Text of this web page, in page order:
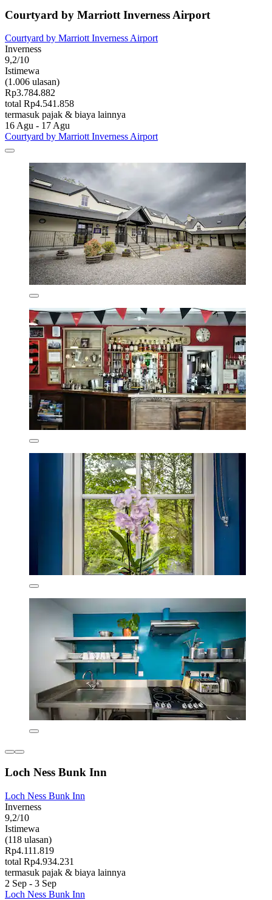
Courtyard by Marriott Inverness Airport
Courtyard by Marriott Inverness Airport
Inverness
9,2/10
Istimewa
(1.006 ulasan)
Rp3.784.882
total Rp4.541.858
termasuk pajak & biaya lainnya
16 Agu - 17 Agu
Courtyard by Marriott Inverness Airport
Loch Ness Bunk Inn
Loch Ness Bunk Inn
Inverness
9,2/10
Istimewa
(118 ulasan)
Rp4.111.819
total Rp4.934.231
termasuk pajak & biaya lainnya
2 Sep - 3 Sep
Loch Ness Bunk Inn